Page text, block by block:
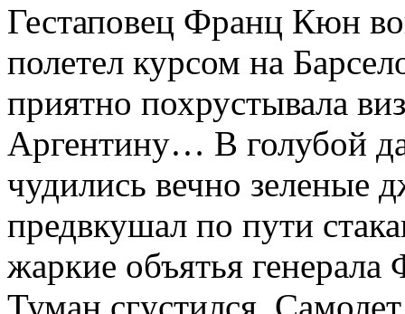
Гестаповец Франц Кюн
полетел курсом на
приятно похрустывала
Аргентину… В голубой
чудились вечно
предвкушал по пути
жаркие объятья
Туман сгустился.